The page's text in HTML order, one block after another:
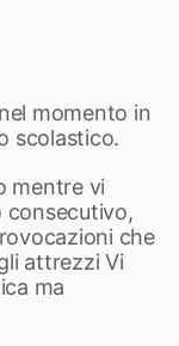
momento in
scolastico.
mentre vi
consecutivo,
che
attrezzi Vi
ma